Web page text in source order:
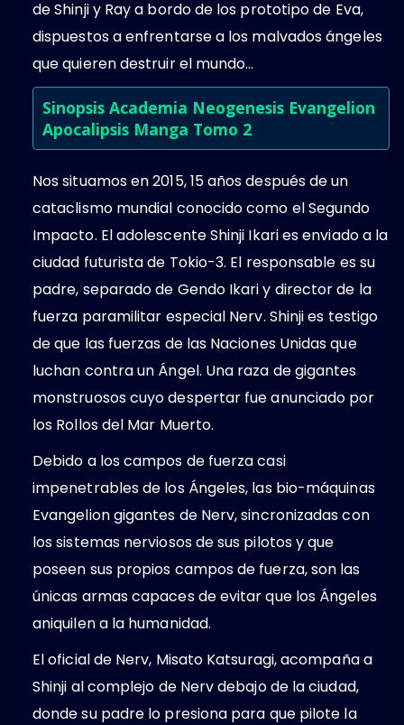
de Shinji y Ray a bordo de los prototipo de Eva,
dispuestos a enfrentarse a los malvados ángeles
que quieren destruir el mundo…
Sinopsis Academia Neogenesis Evangelion
Apocalipsis Manga Tomo 2
Nos situamos en 2015, 15 años después de un
cataclismo mundial conocido como el Segundo
Impacto. El adolescente Shinji Ikari es enviado a la
ciudad futurista de Tokio-3. El responsable es su
padre, separado de Gendo Ikari y director de la
fuerza paramilitar especial Nerv. Shinji es testigo
de que las fuerzas de las Naciones Unidas que
luchan contra un Ángel. Una raza de gigantes
monstruosos cuyo despertar fue anunciado por
los Rollos del Mar Muerto.
Debido a los campos de fuerza casi
impenetrables de los Ángeles, las bio-máquinas
Evangelion gigantes de Nerv, sincronizadas con
los sistemas nerviosos de sus pilotos y que
poseen sus propios campos de fuerza, son las
únicas armas capaces de evitar que los Ángeles
aniquilen a la humanidad.
El oficial de Nerv, Misato Katsuragi, acompaña a
Shinji al complejo de Nerv debajo de la ciudad,
donde su padre lo presiona para que pilote la